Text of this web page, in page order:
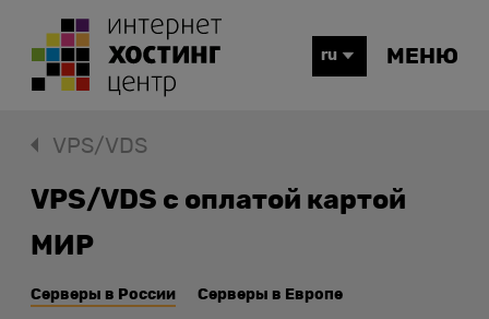
ru МЕНЮ
VPS/VDS
VPS/VDS с оплатой картой
МИР
Серверы в России Серверы в Европе